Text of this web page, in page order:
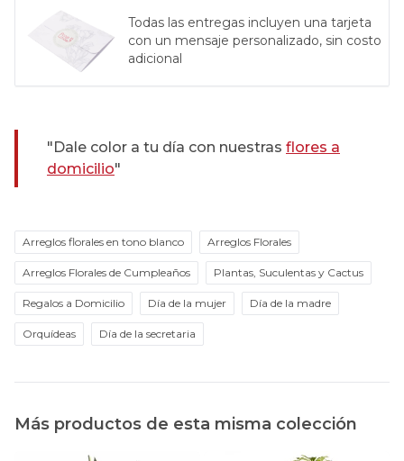
Todas las entregas incluyen una tarjeta
con un mensaje personalizado, sin costo
adicional
"Dale color a tu día con nuestras flores a
domicilio"
Arreglos florales en tono blanco Arreglos Florales
Arreglos Florales de Cumpleaños Plantas, Suculentas y Cactus
Regalos a Domicilio Día de la mujer Día de la madre
Orquídeas Día de la secretaria
Más productos de esta misma colección